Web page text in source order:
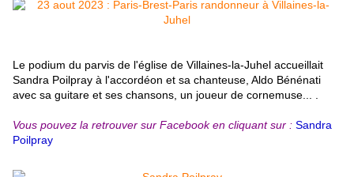
Le podium du parvis de l'église de Villaines-la-Juhel accueillait
Sandra Poilpray à l'accordéon et sa chanteuse, Aldo Bénénati
avec sa guitare et ses chansons, un joueur de cornemuse... .
Vous pouvez la retrouver sur Facebook en cliquant sur : Sandra
Poilpray